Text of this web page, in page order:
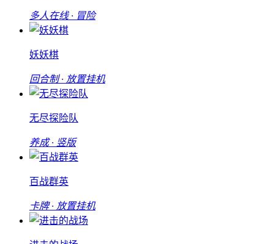
多人在线 · 冒险
妖妖棋
回合制 · 放置挂机
无尽探险队
养成 · 竖版
百战群英
卡牌 · 放置挂机